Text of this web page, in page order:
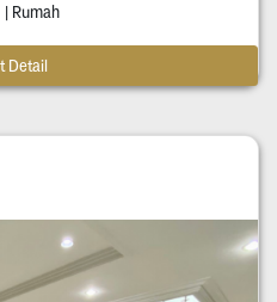
| Rumah
Detail